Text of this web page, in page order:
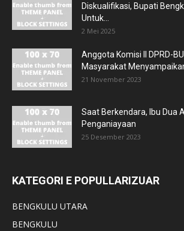
Diskualifikasi, Bupati
Untuk...
2 Mei 2025
Anggota Komisi II DPRD-
Masyarakat
21 November 2023
Saat Berkendara, Ibu Dua
Penganiayaan
25 Desember 2023
KATEGORI E POPULLARIZUAR
BENGKULU UTARA
BENGKULU